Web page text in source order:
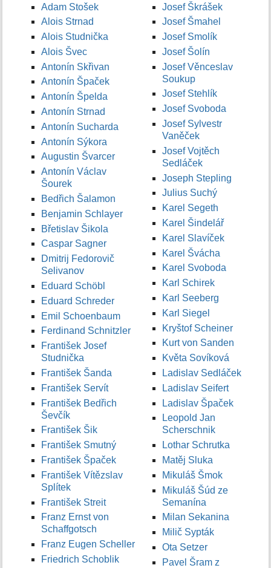
Adam Stošek
Alois Strnad
Alois Studnička
Alois Švec
Antonín Skřivan
Antonín Špaček
Antonín Špelda
Antonín Strnad
Antonín Sucharda
Antonín Sýkora
Augustin Švarcer
Antonín Václav
Šourek
Bedřich Šalamon
Benjamin Schlayer
Břetislav Šikola
Caspar Sagner
Dmitrij Fedorovič
Selivanov
Eduard Schöbl
Eduard Schreder
Emil Schoenbaum
Ferdinand Schnitzler
František Josef
Studnička
František Šanda
František Servít
František Bedřich
Ševčík
František Šik
František Smutný
František Špaček
František Vítězslav
Splítek
František Streit
Franz Ernst von
Schaffgotsch
Franz Eugen Scheller
Friedrich Schoblik
Josef Škrášek
Josef Šmahel
Josef Smolík
Josef Šolín
Josef Věnceslav
Soukup
Josef Stehlík
Josef Svoboda
Josef Sylvestr
Vaněček
Josef Vojtěch
Sedláček
Joseph Stepling
Julius Suchý
Karel Segeth
Karel Šindelář
Karel Slavíček
Karel Švácha
Karel Svoboda
Karl Schirek
Karl Seeberg
Karl Siegel
Kryštof Scheiner
Kurt von Sanden
Květa Sovíková
Ladislav Sedláček
Ladislav Seifert
Ladislav Špaček
Leopold Jan
Scherschnik
Lothar Schrutka
Matěj Sluka
Mikuláš Šmok
Mikuláš Šúd ze
Semanína
Milan Sekanina
Milič Sypták
Ota Setzer
Pavel Šram z